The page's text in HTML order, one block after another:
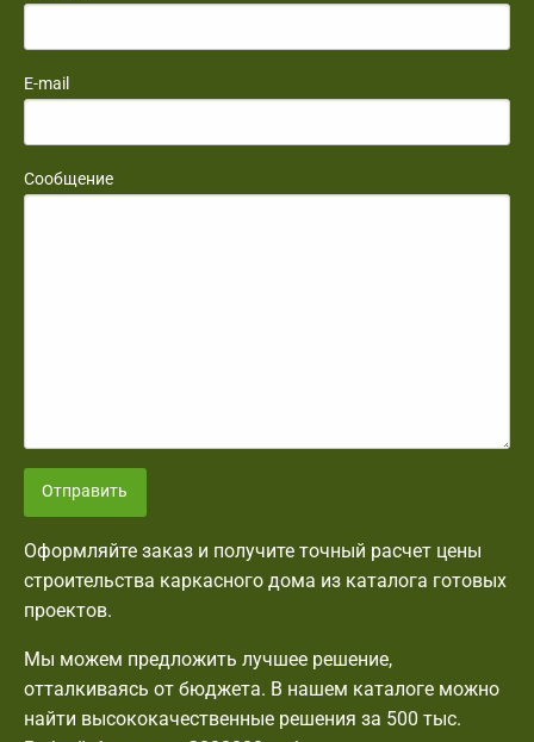
E-mail
Сообщение
Отправить
Оформляйте заказ и получите точный расчет цены
строительства каркасного дома из каталога готовых
проектов.
Мы можем предложить лучшее решение,
отталкиваясь от бюджета. В нашем каталоге можно
найти высококачественные решения за 500 тыс.